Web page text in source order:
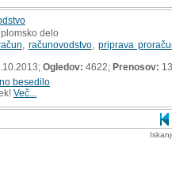
delo
računovodstvo, priprava
Ogledov: 4622; Prenosov:
besedilo
Več...